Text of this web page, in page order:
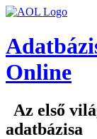
Online
Az első
adatbázisa